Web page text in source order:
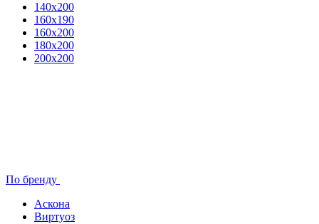
140х200
160х190
160х200
180х200
200х200
По бренду
Аскона
Виртуоз